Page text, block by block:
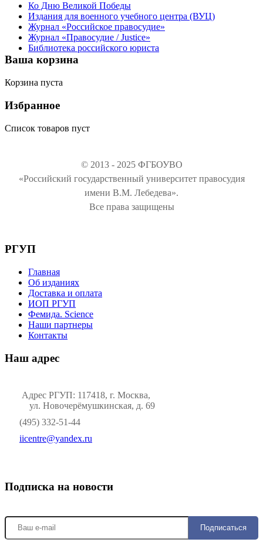
Ко Дню Великой Победы
Издания для военного учебного центра (ВУЦ)
Журнал «Российское правосудие»
Журнал «Правосудие / Justice»
Библиотека российского юриста
Ваша корзина
Корзина пуста
Избранное
Список товаров пуст
© 2013 - 2025 ФГБОУВО
«Российский государственный университет правосудия
имени В.М. Лебедева».
Все права защищены
РГУП
Главная
Об изданиях
Доставка и оплата
ИОП РГУП
Фемида. Science
Наши партнеры
Контакты
Наш адрес
Адрес РГУП: 117418, г. Москва,
ул. Новочерёмушкинская, д. 69
(495) 332-51-44
iicentre@yandex.ru
Подписка на новости
Подписаться